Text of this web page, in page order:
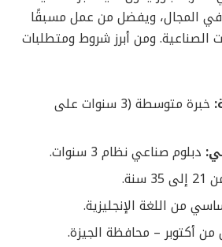
المجال، ويفضل من عمل مسبقًا
الصناعية. ومن أبرز شروط ومتطلبات
خبرة متوسطة (3 سنوات على
دبلوم صناعي نظام 3 سنوات.
35 سنة.
من اللغة الإنجليزية.
أكتوبر – محافظة الجيزة.